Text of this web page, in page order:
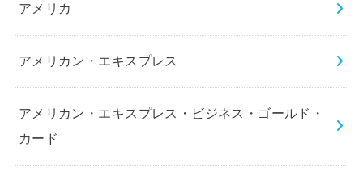
アメリカ
アメリカン・エキスプレス
アメリカン・エキスプレス・ビジネス・ゴールド・
カード